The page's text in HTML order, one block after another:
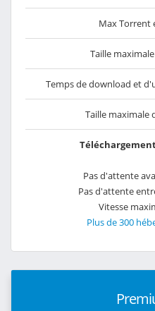
Max Torrent
Taille
Temps de download et
Taille maximale
Pas d'attente
Pas d'attente
Vitesse
Plus de 300